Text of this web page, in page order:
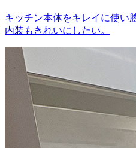
キッチン本体をキレイに使い
内装もきれいにしたい。